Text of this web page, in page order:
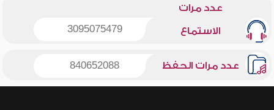
عدد مرات
الاستماع 3095075479
عدد مرات الحفظ 840652088